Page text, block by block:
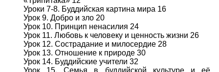
Уроки 7-8. Буддийская картина мира 16
Урок 9. Добро и зло 20
Урок 10. Принцип ненасилия 24
Урок 11. Любовь к человеку и ценность жизни 26
Урок 12. Сострадание и милосердие 28
Урок 13. Отношение к природе 30
Урок 14. Буддийские учители 32
Урок 15. Семья в буддийской культуре и её